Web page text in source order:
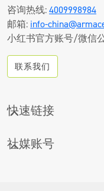
咨询热线: 4009998984
邮箱: info-
小红书官方账号/微信
联系我们
快速链接
CONTACT
社媒账号